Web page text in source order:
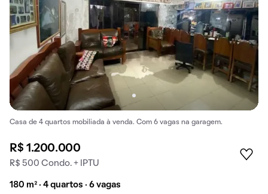
Casa de 4 quartos mobiliada à venda. Com 6 vagas na garagem.
R$ 1.200.000
R$ 500 Condo. + IPTU
180 m² · 4 quartos · 6 vagas